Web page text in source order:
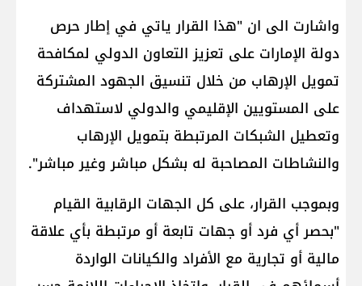
واشارت الى ان "هذا القرار ياتي في إطار حرص
دولة الإمارات على تعزيز التعاون الدولي لمكافحة
تمويل الإرهاب من خلال تنسيق الجهود المشتركة
على المستويين الإقليمي والدولي لاستهداف
وتعطيل الشبكات المرتبطة بتمويل الإرهاب
والنشاطات المصاحبة له بشكل مباشر وغير مباشر".
وبموجب القرار، على كل الجهات الرقابية القيام
"بحصر أي فرد أو جهات تابعة أو مرتبطة بأي علاقة
مالية أو تجارية مع الأفراد والكيانات الواردة